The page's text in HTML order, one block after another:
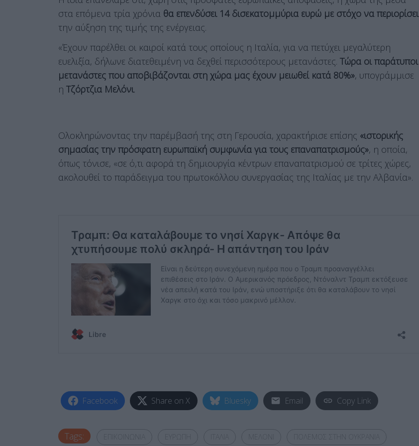
στα επόμενα τρία χρόνια θα επενδύσει 14 δισεκατομμύρια ευρώ με στόχο να περιορίσει
την αύξηση της τιμής της ενέργειας.
«Έχουν παρέλθει οι καιροί κατά τους οποίους η Ιταλία, για να πετύχει μεγαλύτερη
ευελιξία, δήλωνε διατεθειμένη να δεχθεί περισσότερους μετανάστες. Τώρα οι παράτυποι
μετανάστες που αποβιβάζονται στη χώρα μας έχουν μειωθεί κατά 80%», υπογράμμισε
η Τζόρτζια Μελόνι.
Ολοκληρώνοντας την παρέμβασή της στη Γερουσία, χαρακτήρισε επίσης «ιστορικής
σημασίας την πρόσφατη ευρωπαϊκή συμφωνία για τους επαναπατρισμούς», η οποία,
όπως τόνισε, «σε ό,τι αφορά τη δημιουργία κέντρων επαναπατρισμού σε τρίτες χώρες,
ακολουθεί το παράδειγμα του πρωτοκόλλου συνεργασίας της Ιταλίας με την Αλβανία».
Facebook Share on X Bluesky Email Copy Link
Tags: